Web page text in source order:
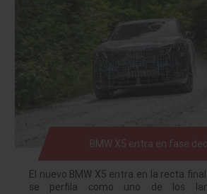
BMW X5 entra en fase
El nuevo BMW X5 entra en la recta
se perfila como uno de los